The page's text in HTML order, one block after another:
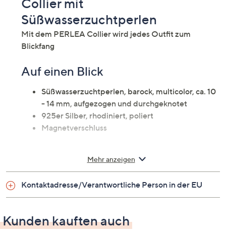
Collier mit
Süßwasserzuchtperlen
Mit dem PERLEA Collier wird jedes Outfit zum
Blickfang
Auf einen Blick
Süßwasserzuchtperlen, barock, multicolor, ca. 10
- 14 mm, aufgezogen und durchgeknotet
925er Silber, rhodiniert, poliert
Magnetverschluss
Länge: 47 cm
Mehr anzeigen
Kontaktadresse/Verantwortliche Person in der EU
Kunden kauften auch